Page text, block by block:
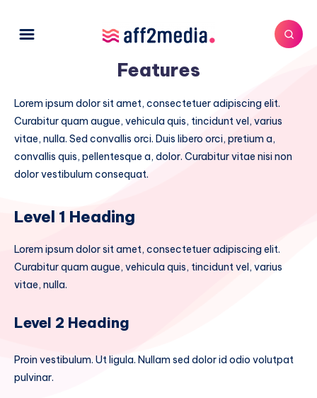
Features
Lorem ipsum dolor sit amet, consectetuer adipiscing elit.
Curabitur quam augue, vehicula quis, tincidunt vel, varius
vitae, nulla. Sed convallis orci. Duis libero orci, pretium a,
convallis quis, pellentesque a, dolor. Curabitur vitae nisi non
dolor vestibulum consequat.
Level 1 Heading
Lorem ipsum dolor sit amet, consectetuer adipiscing elit.
Curabitur quam augue, vehicula quis, tincidunt vel, varius
vitae, nulla.
Level 2 Heading
Proin vestibulum. Ut ligula. Nullam sed dolor id odio volutpat
pulvinar.